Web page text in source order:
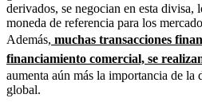
derivados, se negocian en esta divisa,
moneda de referencia para los
Además, muchas transacciones
financiamiento comercial, se
aumenta aún más la importancia de
global.